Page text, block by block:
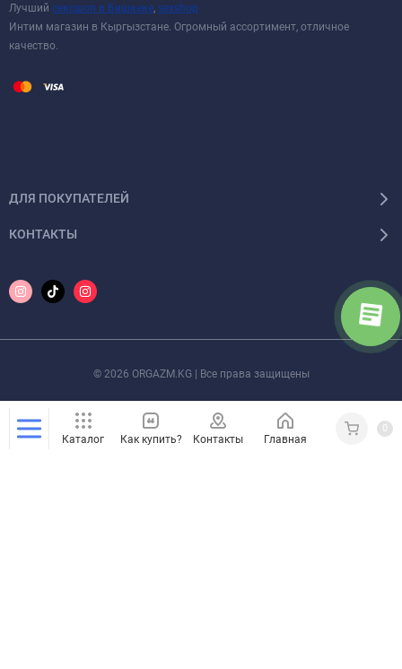
Лучший сексшоп в Бишкеке sexshop
Интим магазин в Кыргызстане. Огромный ассортимент, отличное
качество.
ДЛЯ ПОКУПАТЕЛЕЙ
КОНТАКТЫ
© 2026 ORGAZM.KG | Все права защищены
Каталог Как купить? Контакты Главная Кабинет
0